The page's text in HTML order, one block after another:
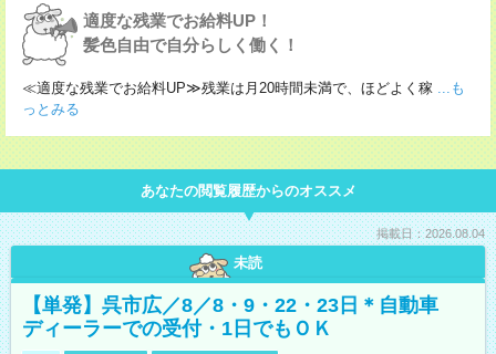
適度な残業でお給料UP！
髪色自由で自分らしく働く！
≪適度な残業でお給料UP≫残業は月20時間未満で、ほどよく稼 ...も
っとみる
あなたの閲覧履歴からのオススメ
掲載日：2026.08.04
未読
【単発】呉市広／8／8・9・22・23日＊自動車
ディーラーでの受付・1日でもＯＫ